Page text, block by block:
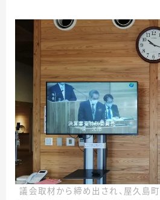
議会取材から締め出され、屋久島